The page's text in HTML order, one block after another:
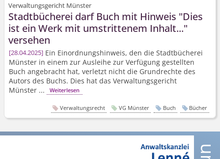
Verwaltungsgericht Münster
Stadtbücherei darf Buch mit Hinweis "Dies
ist ein Werk mit umstrittenem Inhalt..."
versehen
28.04.2025 Ein Einordnungshinweis, den die Stadtbücherei
Münster in einem zur Ausleihe zur Verfügung gestellten
Buch angebracht hat, verletzt nicht die Grundrechte des
Autors des Buchs. Dies hat das Verwaltungsgericht
Münster ...
Weiterlesen
Verwaltungsrecht VG Münster Buch Bücher